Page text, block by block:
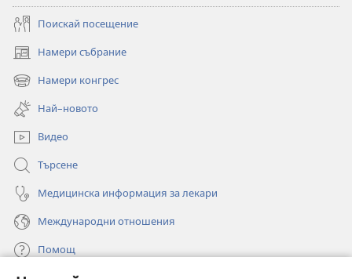
Поискай посещение
Намери събрание
(отваря
нов
прозорец)
Намери конгрес
(отваря
нов
прозорец)
Най–новото
Видео
Търсене
Медицинска информация за лекари
Международни отношения
Помощ